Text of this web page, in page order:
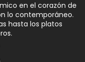
en el corazón de
lo contemporáneo.
hasta los platos